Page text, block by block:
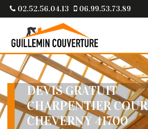
02.52.56.04.13 06.99.53.73.89
DEVIS GRATUIT
CHARPENTIER COUR
CHEVERNY 41700